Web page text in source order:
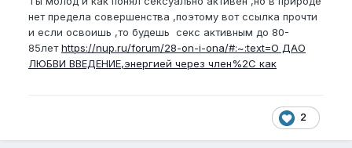
нет предела совершенства ,поэтому вот ссылка прочти
и если освоишь ,то будешь секс активным до 80-
85летhttps://nup.ru/forum/28-on-i-ona/#:~:text=О ДАО
ЛЮБВИ ВВЕДЕНИЕ,энергией через член%2C как
2